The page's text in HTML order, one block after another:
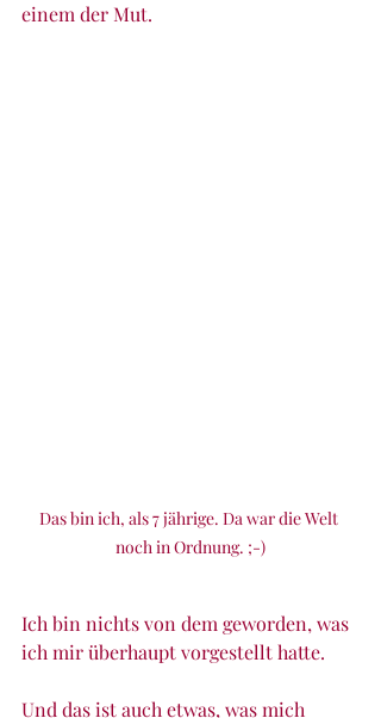
einem der Mut.
Das bin ich, als 7 jährige. Da war die Welt
noch in Ordnung. ;-)
Ich bin nichts von dem geworden, was
ich mir überhaupt vorgestellt hatte.
Und das ist auch etwas, was mich